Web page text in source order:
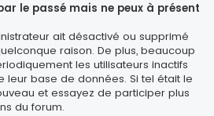
le passé mais ne peux à présent
ait désactivé ou supprimé
raison. De plus, beaucoup
les utilisateurs inactifs
leur base de données. Si tel était le
et essayez de participer plus
du forum.